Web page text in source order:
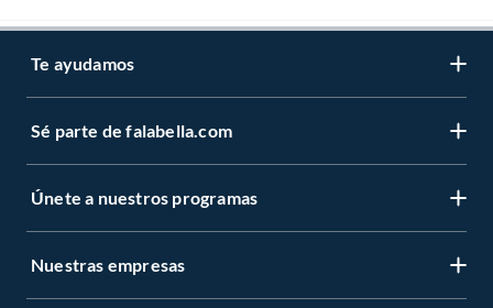
Te ayudamos
Sé parte de falabella.com
Únete a nuestros programas
Nuestras empresas